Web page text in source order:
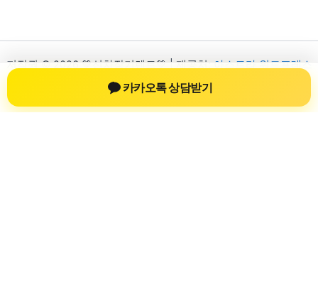
저작권 © 2026 💚신차장기렌트💚 | 제공처:
아스트라 워드프레스
테마
카카오톡 상담받기